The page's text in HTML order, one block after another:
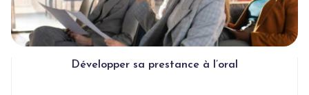
Développer sa prestance à l’oral